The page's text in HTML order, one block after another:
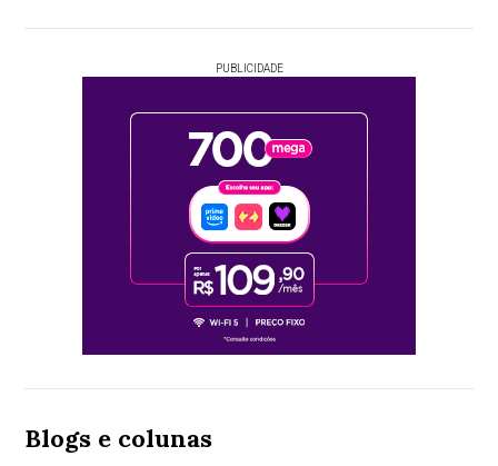
PUBLICIDADE
Blogs e colunas